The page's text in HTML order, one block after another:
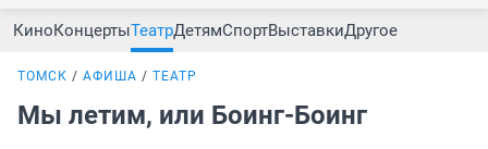
КиноКонцертыТеатрДетямСпортВыставкиДругое
ТОМСК АФИША ТЕАТР
Мы летим, или Боинг-Боинг